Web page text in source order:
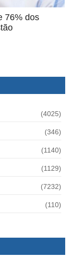
76% dos
(4025)
(346)
(1140)
(1129)
(7232)
(110)